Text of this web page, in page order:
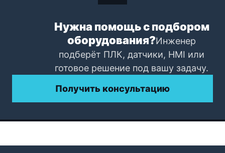
Нужна помощь с подбором
оборудования?Инженер
подберёт ПЛК, датчики, HMI или
готовое решение под вашу задачу.
Получить консультацию